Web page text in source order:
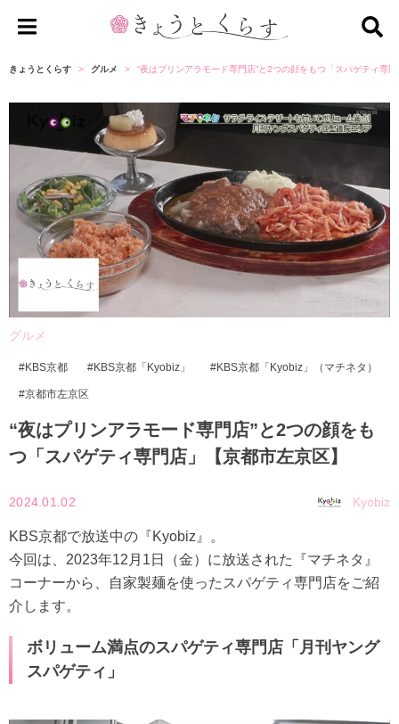
ょ
と
く
ら
す
きょうとくらす グルメ “夜はプリンアラモード専門店”と2つの顔をもつ「スパゲティ専
グルメ
KBS京都 KBS京都「Kyobiz」 KBS京都「Kyobiz」（マチネタ）
京都市左京区
“夜はプリンアラモード専門店”と2つの顔をも
つ「スパゲティ専門店」【京都市左京区】
2024.01.02 Kyobiz
KBS京都で放送中の『Kyobiz』。
今回は、2023年12月1日（金）に放送された『マチネタ』
コーナーから、自家製麺を使ったスパゲティ専門店をご紹
介します。
ボリューム満点のスパゲティ専門店「月刊ヤング
スパゲティ」